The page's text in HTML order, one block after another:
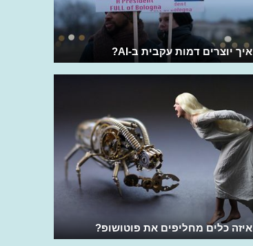
איך יוצרים דמות עקבית ב-AI?
איזה כלים מחליפים את פוטושופ?